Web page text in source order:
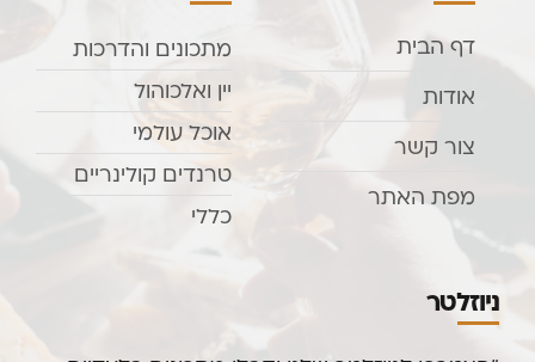
דף הבית
אודות
צור קשר
מפת האתר
מתכונים והדרכות
יין ואלכוהול
אוכל עולמי
טרנדים קולינריים
כללי
ניוזלטר